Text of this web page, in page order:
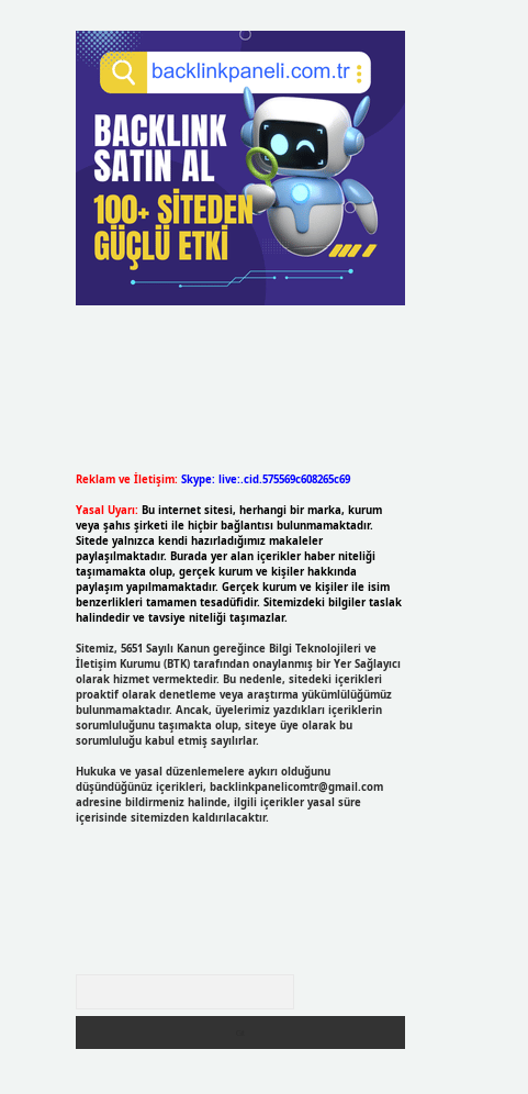
Reklam ve İletişim: Skype: live:.cid.575569c608265c69
Yasal Uyarı: Bu internet sitesi, herhangi bir marka, kurum
veya şahıs şirketi ile hiçbir bağlantısı bulunmamaktadır.
Sitede yalnızca kendi hazırladığımız makaleler
paylaşılmaktadır. Burada yer alan içerikler haber niteliği
taşımamakta olup, gerçek kurum ve kişiler hakkında
paylaşım yapılmamaktadır. Gerçek kurum ve kişiler ile isim
benzerlikleri tamamen tesadüfidir. Sitemizdeki bilgiler taslak
halindedir ve tavsiye niteliği taşımazlar.
Sitemiz, 5651 Sayılı Kanun gereğince Bilgi Teknolojileri ve
İletişim Kurumu (BTK) tarafından onaylanmış bir Yer Sağlayıcı
olarak hizmet vermektedir. Bu nedenle, sitedeki içerikleri
proaktif olarak denetleme veya araştırma yükümlülüğümüz
bulunmamaktadır. Ancak, üyelerimiz yazdıkları içeriklerin
sorumluluğunu taşımakta olup, siteye üye olarak bu
sorumluluğu kabul etmiş sayılırlar.
Hukuka ve yasal düzenlemelere aykırı olduğunu
düşündüğünüz içerikleri, backlinkpanelicomtr@gmail.com
adresine bildirmeniz halinde, ilgili içerikler yasal süre
içerisinde sitemizden kaldırılacaktır.